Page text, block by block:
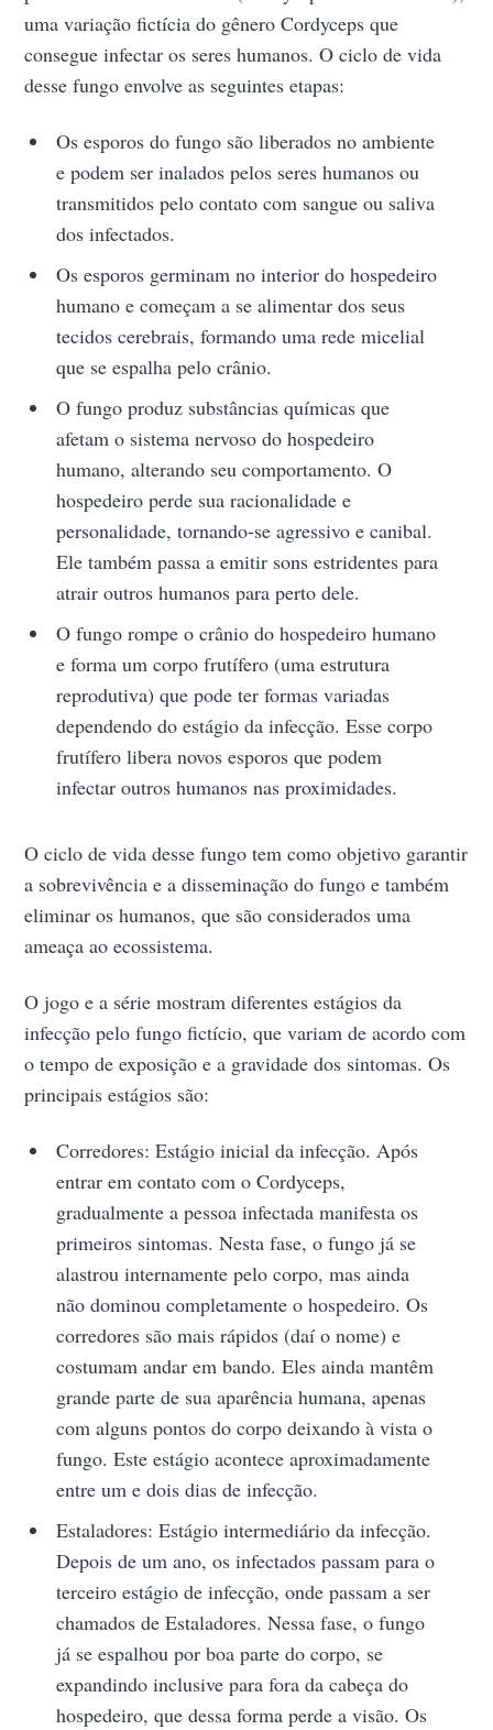
uma variação fictícia do gênero Cordyceps que
consegue infectar os seres humanos. O ciclo de vida
desse fungo envolve as seguintes etapas:
Os esporos do fungo são liberados no ambiente
e podem ser inalados pelos seres humanos ou
transmitidos pelo contato com sangue ou saliva
dos infectados.
Os esporos germinam no interior do hospedeiro
humano e começam a se alimentar dos seus
tecidos cerebrais, formando uma rede micelial
que se espalha pelo crânio.
O fungo produz substâncias químicas que
afetam o sistema nervoso do hospedeiro
humano, alterando seu comportamento. O
hospedeiro perde sua racionalidade e
personalidade, tornando-se agressivo e canibal.
Ele também passa a emitir sons estridentes para
atrair outros humanos para perto dele.
O fungo rompe o crânio do hospedeiro humano
e forma um corpo frutífero (uma estrutura
reprodutiva) que pode ter formas variadas
dependendo do estágio da infecção. Esse corpo
frutífero libera novos esporos que podem
infectar outros humanos nas proximidades.
O ciclo de vida desse fungo tem como objetivo garantir
a sobrevivência e a disseminação do fungo e também
eliminar os humanos, que são considerados uma
ameaça ao ecossistema.
O jogo e a série mostram diferentes estágios da
infecção pelo fungo fictício, que variam de acordo com
o tempo de exposição e a gravidade dos sintomas. Os
principais estágios são:
Corredores: Estágio inicial da infecção. Após
entrar em contato com o Cordyceps,
gradualmente a pessoa infectada manifesta os
primeiros sintomas. Nesta fase, o fungo já se
alastrou internamente pelo corpo, mas ainda
não dominou completamente o hospedeiro. Os
corredores são mais rápidos (daí o nome) e
costumam andar em bando. Eles ainda mantêm
grande parte de sua aparência humana, apenas
com alguns pontos do corpo deixando à vista o
fungo. Este estágio acontece aproximadamente
entre um e dois dias de infecção.
Estaladores: Estágio intermediário da infecção.
Depois de um ano, os infectados passam para o
terceiro estágio de infecção, onde passam a ser
chamados de Estaladores. Nessa fase, o fungo
já se espalhou por boa parte do corpo, se
expandindo inclusive para fora da cabeça do
hospedeiro, que dessa forma perde a visão. Os